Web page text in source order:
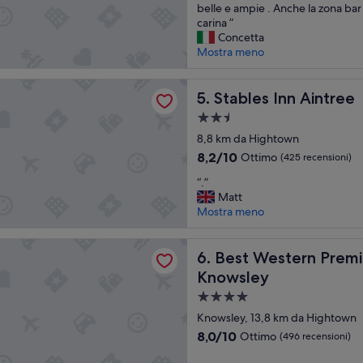
n
g
e
o
v
i
a
e
n
t
m
s
a
r
e
i
n
h
t
o
y
h
d
b
r
k
f
a
s
t
w
h
Eccezionale,
(2.334
recensioni)
S
i
s
t
e
m
p
r
e
e
n
e
e
r
s
o
n
l
belle e ampie . Anche la zona
carina ”
Concetta
Mostra meno
5. Stables Inn Aintree
Stables Inn Aintree
Struttura
a
2.5
8,8 km da Hightown
8.2
10,
Ottimo,
(425
8,2/10 Ottimo (425 recensioni)
“
.
”
“.”
Matt
Mostra meno
6. Best Western
Knowsley
Best Western Premier
Struttura
a
4.0
Knowsley, 13,8 km da Hightown
8.0
8,0/10 Ottimo (496 recensioni)